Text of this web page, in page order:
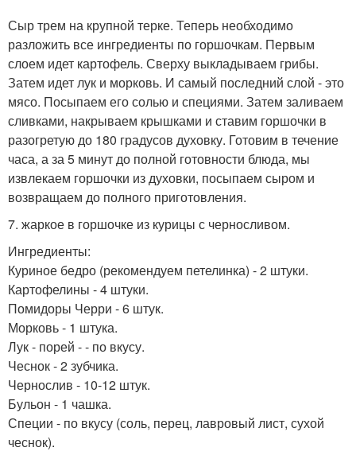
Сыр трем на крупной терке. Теперь необходимо
разложить все ингредиенты по горшочкам. Первым
слоем идет картофель. Сверху выкладываем грибы.
Затем идет лук и морковь. И самый последний слой - это
мясо. Посыпаем его солью и специями. Затем заливаем
сливками, накрываем крышками и ставим горшочки в
разогретую до 180 градусов духовку. Готовим в течение
часа, а за 5 минут до полной готовности блюда, мы
извлекаем горшочки из духовки, посыпаем сыром и
возвращаем до полного приготовления.
7. жаркое в горшочке из курицы с черносливом.
Ингредиенты:
Куриное бедро (рекомендуем петелинка) - 2 штуки.
Картофелины - 4 штуки.
Помидоры Черри - 6 штук.
Морковь - 1 штука.
Лук - порей - - по вкусу.
Чеснок - 2 зубчика.
Чернослив - 10-12 штук.
Бульон - 1 чашка.
Специи - по вкусу (соль, перец, лавровый лист, сухой
чеснок).